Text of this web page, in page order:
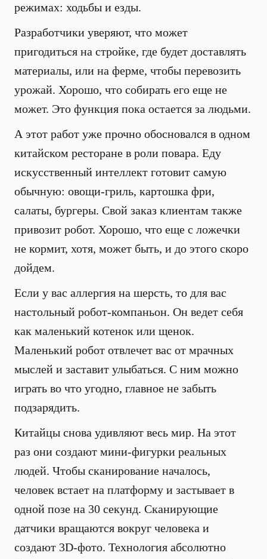
режимах: ходьбы и езды.
Разработчики уверяют, что может
пригодиться на стройке, где будет доставлять
материалы, или на ферме, чтобы перевозить
урожай. Хорошо, что собирать его еще не
может. Это функция пока остается за людьми.
А этот работ уже прочно обосновался в одном
китайском ресторане в роли повара. Еду
искусственный интеллект готовит самую
обычную: овощи-гриль, картошка фри,
салаты, бургеры. Свой заказ клиентам также
привозит робот. Хорошо, что еще с ложечки
не кормит, хотя, может быть, и до этого скоро
дойдем.
Если у вас аллергия на шерсть, то для вас
настольный робот-компаньон. Он ведет себя
как маленький котенок или щенок.
Маленький робот отвлечет вас от мрачных
мыслей и заставит улыбаться. С ним можно
играть во что угодно, главное не забыть
подзарядить.
Китайцы снова удивляют весь мир. На этот
раз они создают мини-фигурки реальных
людей. Чтобы сканирование началось,
человек встает на платформу и застывает в
одной позе на 30 секунд. Сканирующие
датчики вращаются вокруг человека и
создают 3D-фото. Технология абсолютно